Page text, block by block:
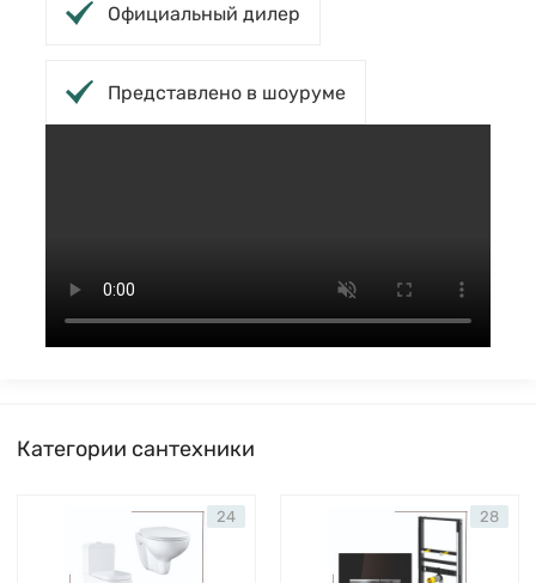
Официальный дилер
Представлено в шоуруме
Категории сантехники
24 28